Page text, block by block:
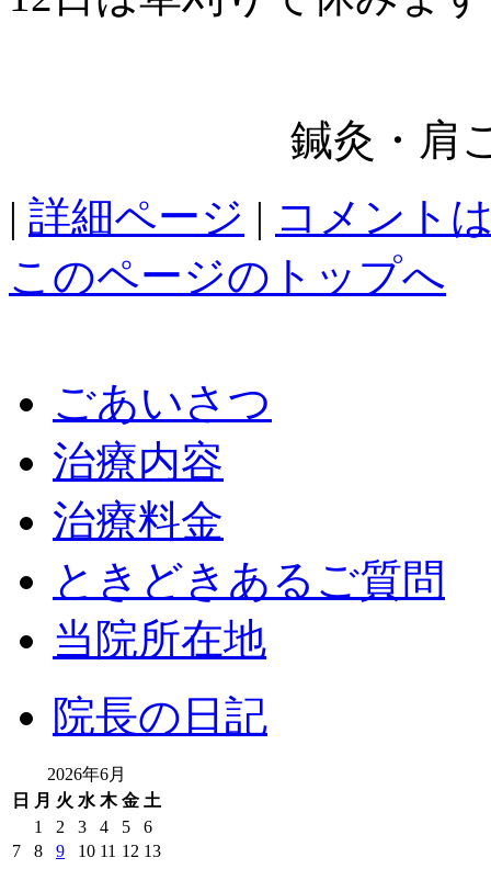
鍼灸・肩
| 詳細ページ | コメント
このページのトップへ
ごあいさつ
治療内容
治療料金
ときどきあるご質問
当院所在地
院長の日記
2026年6月
日
月 火 水 木 金 土
1
2 3 4 5
6
7
8 9 10 11 12 13